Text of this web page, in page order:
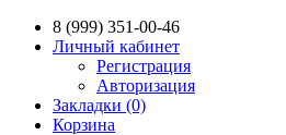
Сервис сравнения цен в Беларуси
8 (999) 351-00-46
Личный кабинет
Регистрация
Авторизация
Закладки (0)
Корзина